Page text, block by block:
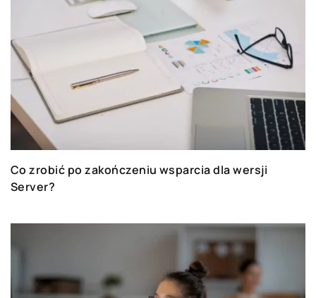
Co zrobić po zakończeniu wsparcia dla wersji
Server?